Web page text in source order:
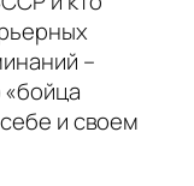
–
и своем